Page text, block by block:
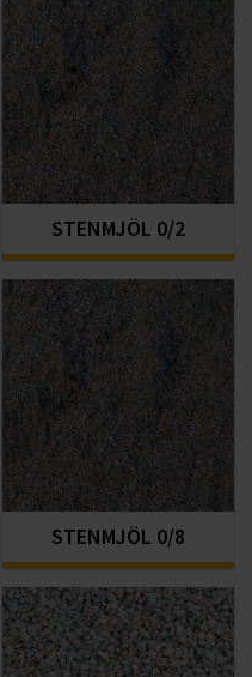
STENMJÖL 0/2
STENMJÖL 0/8